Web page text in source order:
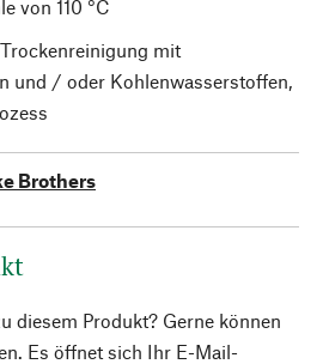
von 110 °C
mit
und / oder Kohlenwasserstoffen,
Brothers
diesem Produkt? Gerne können
Es öffnet sich Ihr E-Mail-